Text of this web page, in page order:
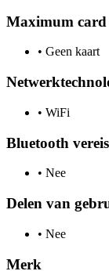
Maximum card
• Geen kaart
• WiFi
Bluetooth
• Nee
Delen van
• Nee
Merk